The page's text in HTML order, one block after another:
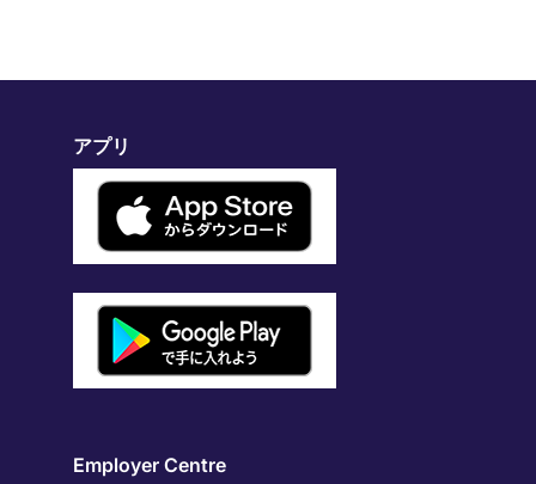
アプリ
Employer Centre